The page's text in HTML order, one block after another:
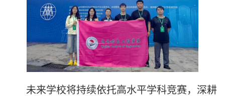
未来学校将持续依托高水平学科竞赛，深耕